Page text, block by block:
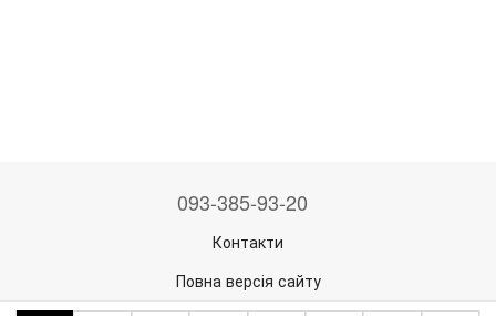
093-385-93-20
Контакти
Повна версія сайту